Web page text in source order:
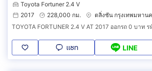
Toyota Fortuner 2.4 V
2017
228,000 กม.
ตลิ่งชัน กรุงเทพมหาน
TOYOTA FORTUNER 2.4 V AT 2017 ออกรถ 0 บาท ร
แชท LINE